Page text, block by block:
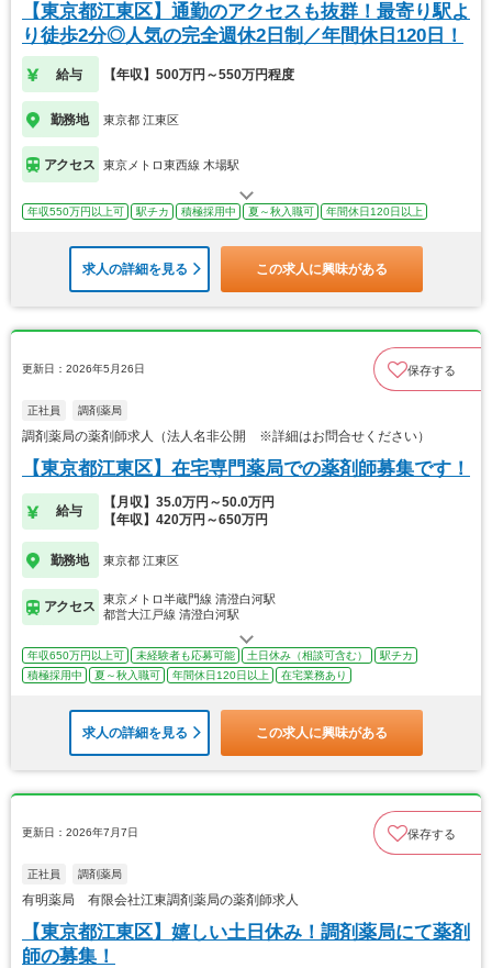
【東京都江東区】通勤のアクセスも抜群！最寄り駅よ
り徒歩2分◎人気の完全週休2日制／年間休日120日！
給与 【年収】500万円～550万円程度
勤務地 東京都 江東区
アクセス 東京メトロ東西線 木場駅
年収550万円以上可 駅チカ 積極採用中 夏～秋入職可 年間休日120日以上
求人の詳細を見る この求人に興味がある
更新日：2026年5月26日 保存する
正社員 調剤薬局
調剤薬局の薬剤師求人（法人名非公開 ※詳細はお問合せください）
【東京都江東区】在宅専門薬局での薬剤師募集です！
給与
【月収】35.0万円～50.0万円
【年収】420万円～650万円
勤務地 東京都 江東区
アクセス
東京メトロ半蔵門線 清澄白河駅
都営大江戸線 清澄白河駅
年収650万円以上可 未経験者も応募可能 土日休み（相談可含む）
駅チカ
積極採用中
夏～秋入職可 年間休日120日以上 在宅業務あり
求人の詳細を見る この求人に興味がある
更新日：2026年7月7日 保存する
正社員 調剤薬局
有明薬局 有限会社江東調剤薬局の薬剤師求人
【東京都江東区】嬉しい土日休み！調剤薬局にて薬剤
師の募集！